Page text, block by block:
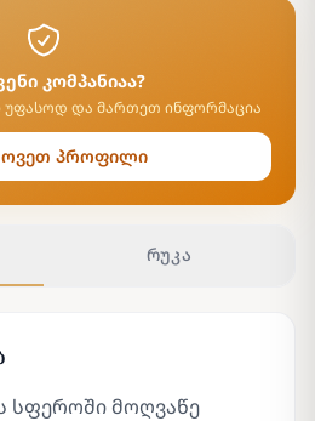
კომპანიაა?
და მართეთ ინფორმაცია
პროფილი
რუკა
სფეროში მოღვაწე